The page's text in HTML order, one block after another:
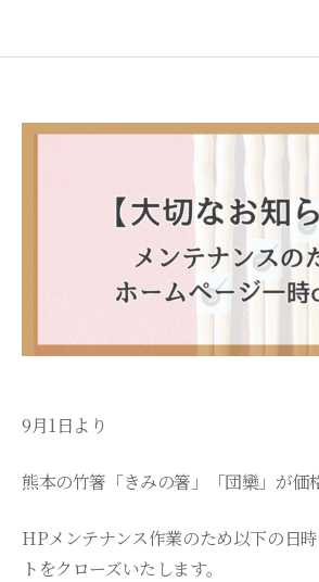
9月1日より
熊本の竹箸「きみの箸」「団欒」が価
HPメンテナンス作業のため以下の日
トをクローズいたします。